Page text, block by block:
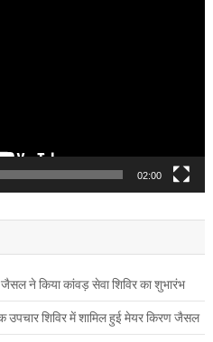
02:00
ने किया कांवड़ सेवा शिविर का शुभारंभ
उपचार शिविर में शामिल हुई मेयर किरण जैसल